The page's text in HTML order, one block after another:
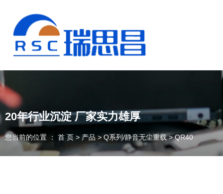
20年行业沉淀 厂家实力雄厚
您当前的位置 ： 首 页 > 产品 > Q系列/静音无尘重载 >QR40